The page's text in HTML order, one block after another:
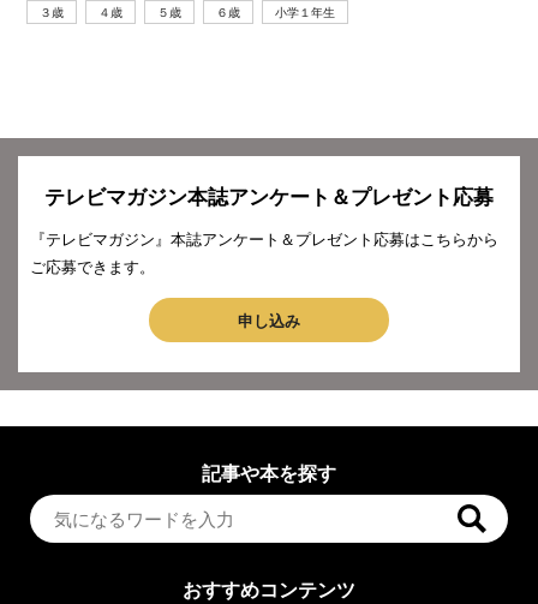
３歳 ４歳 ５歳 ６歳 小学１年生
テレビマガジン本誌アンケート＆プレゼント応募
『テレビマガジン』本誌アンケート＆プレゼント応募はこちらから
ご応募できます。
申し込み
記事や本を探す
おすすめコンテンツ